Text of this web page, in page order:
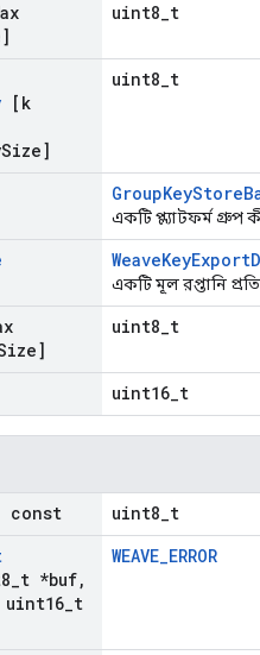
uint8_t
[k
Size]
uint8_t
একটি প্ল্যাটফর্ম গ্রুপ
একটি মূল রপ্তানি
uint8_t
uint16_t
const
uint8_t
t *buf,
uint16 t
WEAVE_ERROR